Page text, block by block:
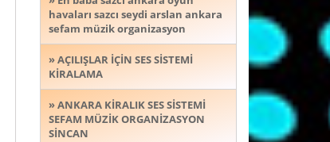
havaları sazcı seydi arslan ankara
sefam müzik organizasyon
» AÇILIŞLAR İÇİN SES SİSTEMİ
KİRALAMA
» ANKARA KİRALIK SES SİSTEMİ
SEFAM MÜZİK ORGANİZASYON
SİNCAN